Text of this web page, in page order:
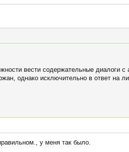
вести содержательные диалоги с
однако исключительно в ответ на
у меня так было.